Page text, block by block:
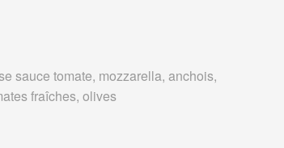
sauce tomate, mozzarella, anchois,
fraîches, olives